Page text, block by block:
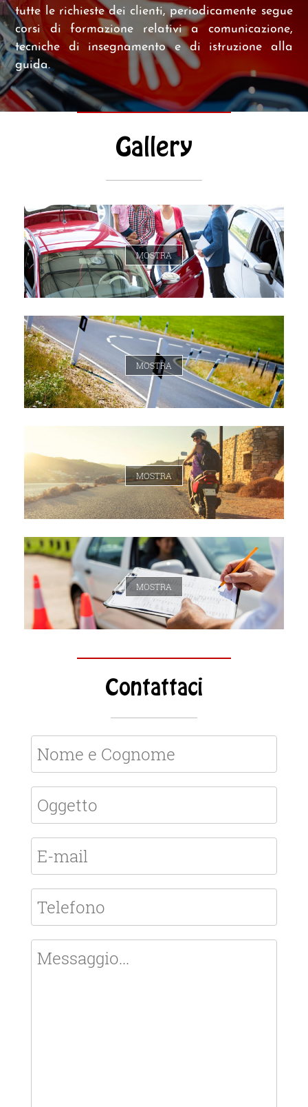
tutte le richieste dei clienti, periodicamente segue
corsi di formazione relativi a comunicazione,
tecniche di insegnamento e di istruzione alla
guida.
Gallery
MOSTRA
MOSTRA
MOSTRA
MOSTRA
Contattaci